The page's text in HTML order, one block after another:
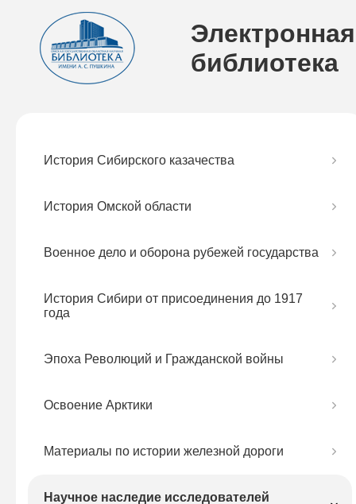
Электронная
библиотека
История Сибирского казачества
История Омской области
Военное дело и оборона рубежей государства
История Сибири от присоединения до 1917
года
Эпоха Революций и Гражданской войны
Освоение Арктики
Материалы по истории железной дороги
Научное наследие исследователей